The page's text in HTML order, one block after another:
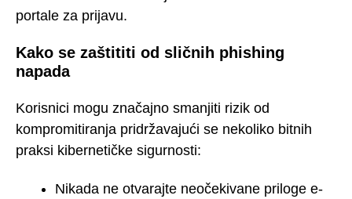
portale za prijavu.
Kako se zaštititi od sličnih phishing
napada
Korisnici mogu značajno smanjiti rizik od
kompromitiranja pridržavajući se nekoliko bitnih
praksi kibernetičke sigurnosti:
Nikada ne otvarajte neočekivane priloge e-